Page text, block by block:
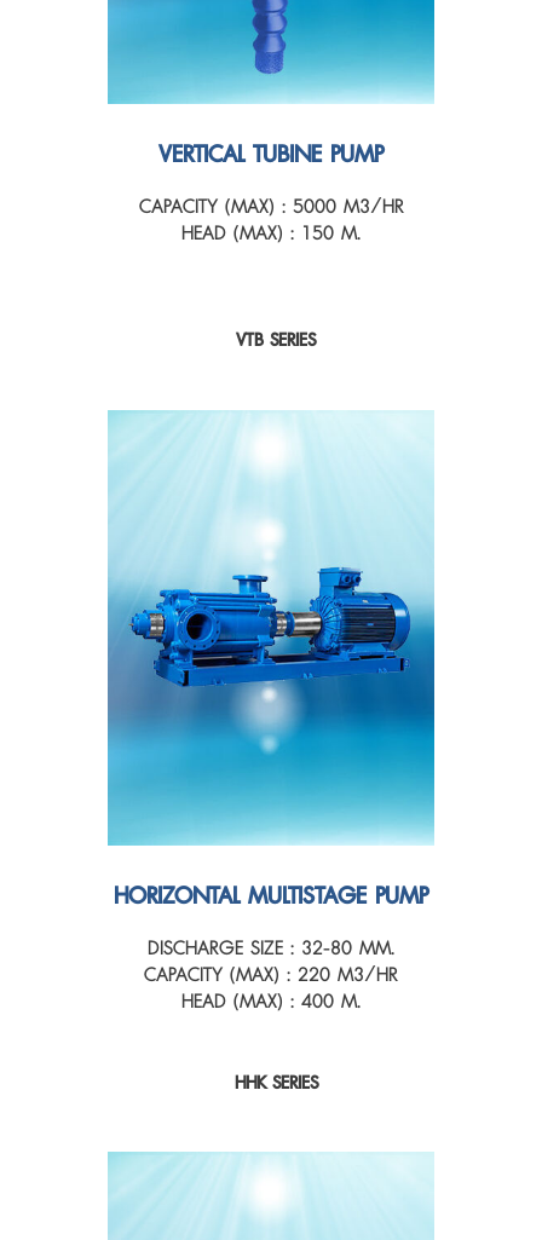
VERTICAL TUBINE PUMP
CAPACITY (MAX) : 5000 M3/HR
HEAD (MAX) : 150 M.
VTB SERIES
HORIZONTAL MULTISTAGE PUMP
DISCHARGE SIZE : 32-80 MM.
CAPACITY (MAX) : 220 M3/HR
HEAD (MAX) : 400 M.
HHK SERIES